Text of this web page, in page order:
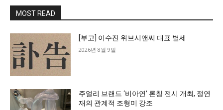
MOST READ
[부고] 이수진 위브시앤씨 대표 별세
2026년 8월 9일
주얼리 브랜드 ‘비아연’ 론칭 전시 개최, 정연
재의 관계적 조형미 강조